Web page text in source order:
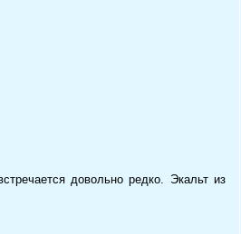
довольно редко. Экальт из